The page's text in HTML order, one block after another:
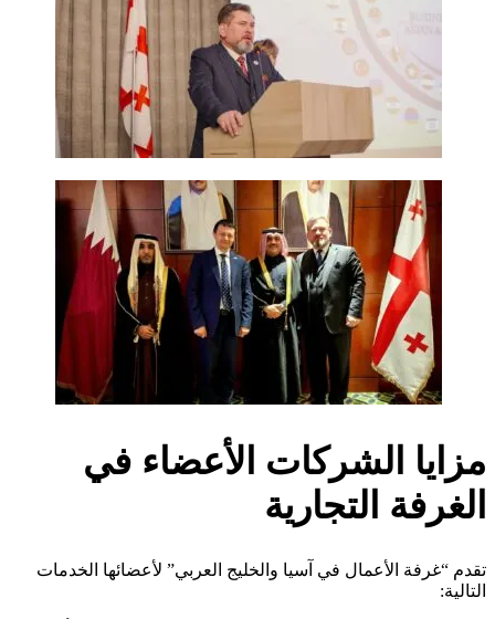
مزايا الشركات الأعضاء في
الغرفة التجارية
تقدم “غرفة الأعمال في آسيا والخليج العربي” لأعضائها الخدمات
التالية: